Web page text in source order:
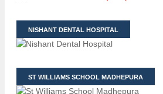
NISHANT DENTAL HOSPITAL
ST WILLIAMS SCHOOL MADHEPURA